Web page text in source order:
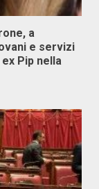
a
e servizi
Pip nella